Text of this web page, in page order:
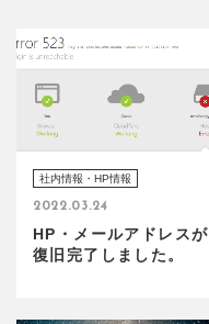
社内情報・HP情報
2022.03.24
HP・メールアドレスが
復旧完了しました。